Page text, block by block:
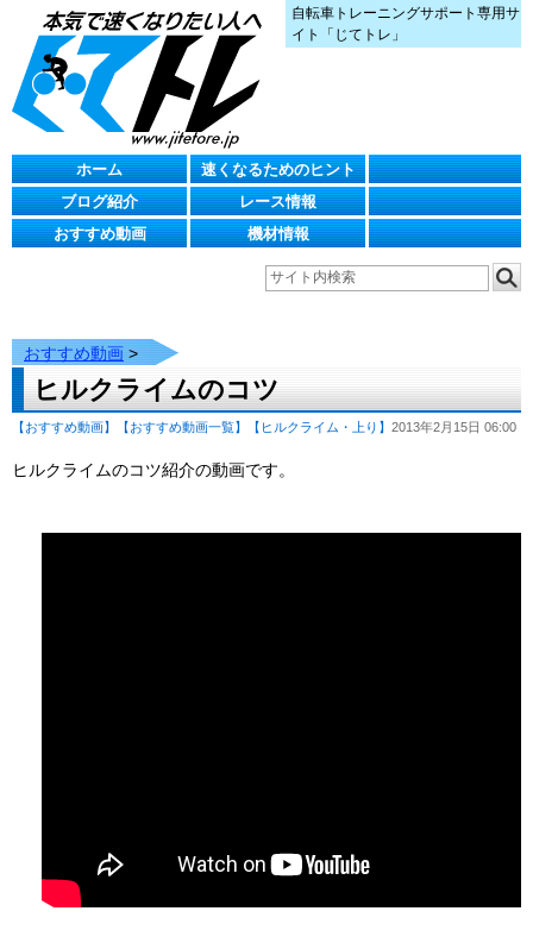
自転車トレーニングサポート専用サ
イト「じてトレ」
ホーム
速くなるためのヒント
ブログ紹介
レース情報
おすすめ動画
機材情報
おすすめ動画 >
ヒルクライムのコツ
【おすすめ動画】 【おすすめ動画一覧】 【ヒルクライム・上り】 2013年2月15日 06:00
ヒルクライムのコツ紹介の動画です。